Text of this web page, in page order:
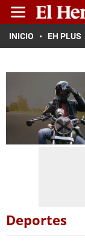
INICIO EH PLUS
Deportes